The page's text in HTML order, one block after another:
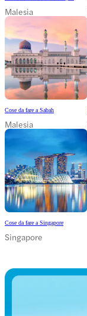
Malesia
Cose da fare a Sabah
Malesia
Cose da fare a Singapore
Singapore